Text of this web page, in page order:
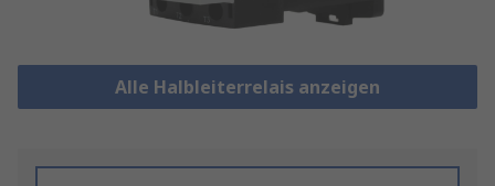
Alle Halbleiterrelais anzeigen